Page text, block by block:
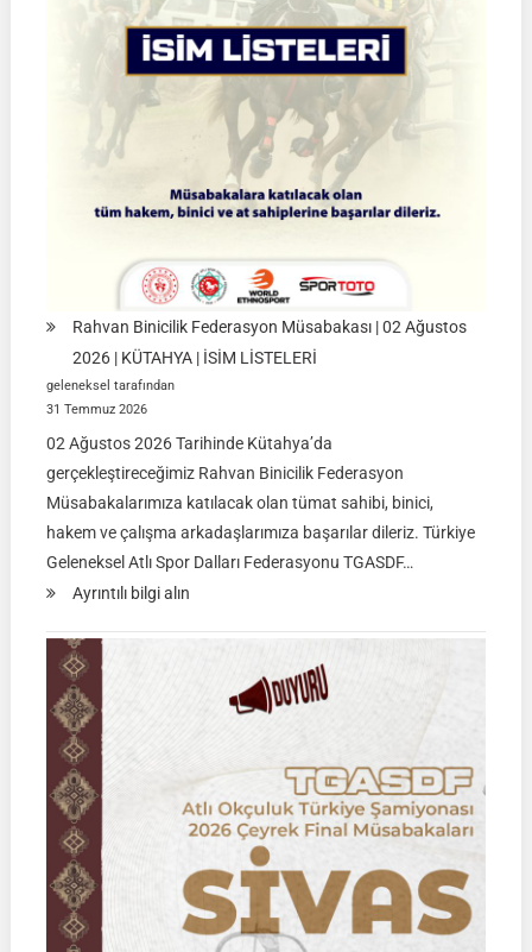
|
08-
09
2026
İSTANBUL
Rahvan Binicilik Federasyon Müsabakası | 02 Ağustos
2026 | KÜTAHYA | İSİM LİSTELERİ
geleneksel tarafından
31 Temmuz 2026
02 Ağustos 2026 Tarihinde Kütahya’da
gerçekleştireceğimiz Rahvan Binicilik Federasyon
Müsabakalarımıza katılacak olan tümat sahibi, binici,
hakem ve çalışma arkadaşlarımıza başarılar dileriz. Türkiye
Geleneksel Atlı Spor Dalları Federasyonu TGASDF…
Ayrıntılı bilgi alın:
Federasyon
Müsabakası
02
Ağustos
2026
|
KÜTAHYA
|